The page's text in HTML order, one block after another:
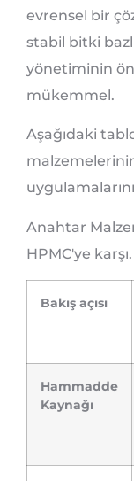
evrensel bir
stabil bitki
yönetiminin
mükemmel.
Aşağıdaki
Anahtar
HPMC'ye
Bakış açısı
Hammadde
Kaynağı